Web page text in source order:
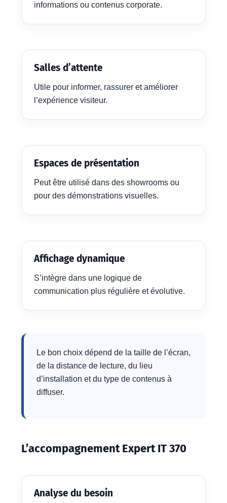
informations ou contenus corporate.
Salles d’attente
Utile pour informer, rassurer et améliorer
l’expérience visiteur.
Espaces de présentation
Peut être utilisé dans des showrooms ou
pour des démonstrations visuelles.
Affichage dynamique
S’intègre dans une logique de
communication plus régulière et évolutive.
Le bon choix dépend de la taille de l’écran,
de la distance de lecture, du lieu
d’installation et du type de contenus à
diffuser.
L’accompagnement Expert IT 370
Analyse du besoin